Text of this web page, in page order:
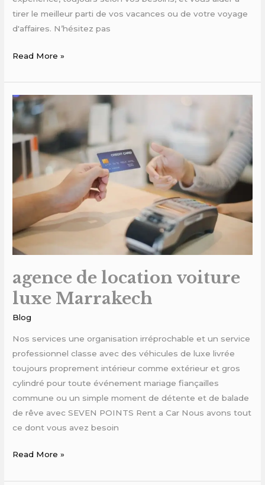
tirer le meilleur parti de vos vacances ou de votre voyage
d'affaires. N’hésitez pas
Read More »
agence de location voiture
luxe Marrakech
Blog
Nos services une organisation irréprochable et un service
professionnel classe avec des véhicules de luxe livrée
toujours proprement intérieur comme extérieur et gros
cylindré pour toute événement mariage fiançailles
commune ou un simple moment de détente et de balade
de rêve avec SEVEN POINTS Rent a Car Nous avons tout
ce dont vous avez besoin
agence
de
location
voiture
luxe
Marrakech
Read More »